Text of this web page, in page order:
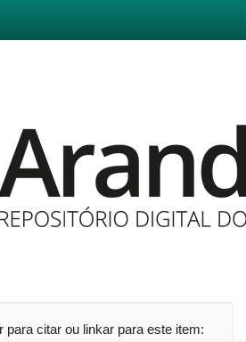
para citar ou linkar para este item: